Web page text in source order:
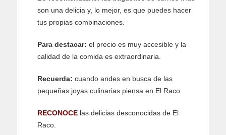
son una delicia y, lo mejor, es que puedes hacer
tus propias combinaciones.
Para destacar: el precio es muy accesible y la
calidad de la comida es extraordinaria.
Recuerda: cuando andes en busca de las
pequeñas joyas culinarias piensa en El Raco
RECONOCE las delicias desconocidas de El
Raco.